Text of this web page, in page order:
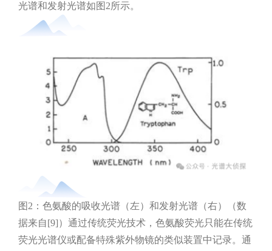
光谱和发射光谱如图2所示。
图2：色氨酸的吸收光谱（左）和发射光谱（右）（数
据来自[9]）通过传统荧光技术，色氨酸荧光只能在传统
荧光光谱仪或配备特殊紫外物镜的类似装置中记录。通